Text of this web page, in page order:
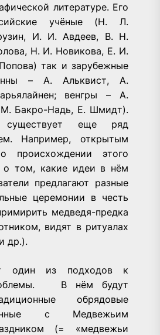
литературе. Его
учёные (Н. Л.
И. И. Авдеев, В. Н.
Н. И. Новикова, Е. И.
так и зарубежные
– А. Альквист, А.
венгры – А.
М. Бакро-Надь, Е. Шмидт).
еще ряд
Например, открытым
происхождении этого
о том, какие идеи в нём
предлагают разные
церемонии в честь
медведя-предка
видят в ритуалах
др.).
один из подходов к
В нём будут
обрядовые
с Медвежьим
(= «медвежьи